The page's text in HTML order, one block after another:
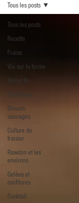
Tous les posts
Recette
Fraise
Vie sur la ferme
Alcool fin
Framboise
Bleuets
sauvages
Culture du
fraisier
Rawdon et les
environs
Gelées et
confitures
Cocktail
Tous les posts